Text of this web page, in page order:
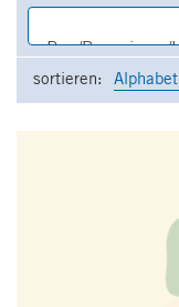
sortieren: Alphabet